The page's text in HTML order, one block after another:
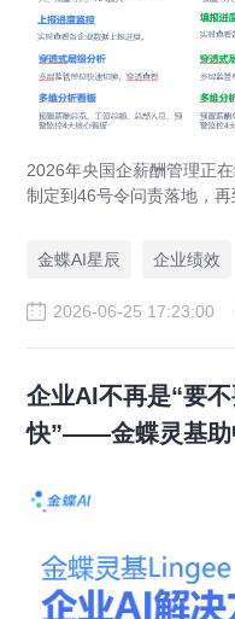
2026年央国企薪酬管理正
制定到46号令问责落地，
融、科技等多个行业，帮
金蝶AI星辰 企业绩效
2026-06-25 17:23:00
企业AI不再是“要
快”——金蝶灵基助